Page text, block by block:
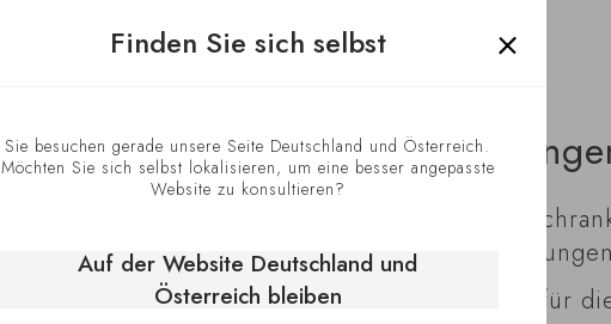
Der Pure
empfohlenen
Stabile Temperatur für
Finden Sie sich selbst
Sie besuchen gerade unsere Seite Deutschland und Österreich.
Möchten Sie sich selbst lokalisieren, um eine besser angepasste
Website zu konsultieren?
Auf der Website Deutschland und
Österreich bleiben